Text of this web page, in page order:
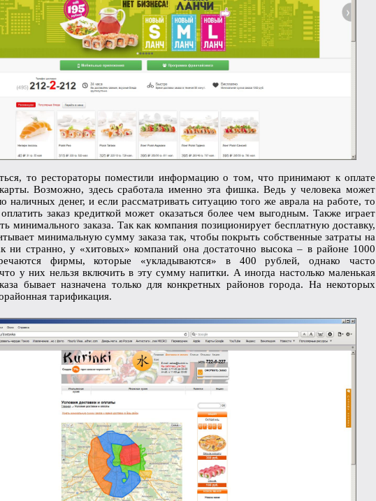
то рестораторы поместили информацию о том, что принимают к оплате
Возможно, здесь сработала именно эта фишка. Ведь у человека может
наличных денег, и если рассматривать ситуацию того же аврала на работе, то
заказ кредиткой может оказаться более чем выгодным. Также играет
минимального заказа. Так как компания позиционирует бесплатную доставку,
минимальную сумму заказа так, чтобы покрыть собственные затраты на
ни странно, у «хитовых» компаний она достаточно высока – в районе 1000
фирмы, которые «укладываются» в 400 рублей, однако часто
у них нельзя включить в эту сумму напитки. А иногда настолько маленькая
бывает назначена только для конкретных районов города. На некоторых
тарификация.